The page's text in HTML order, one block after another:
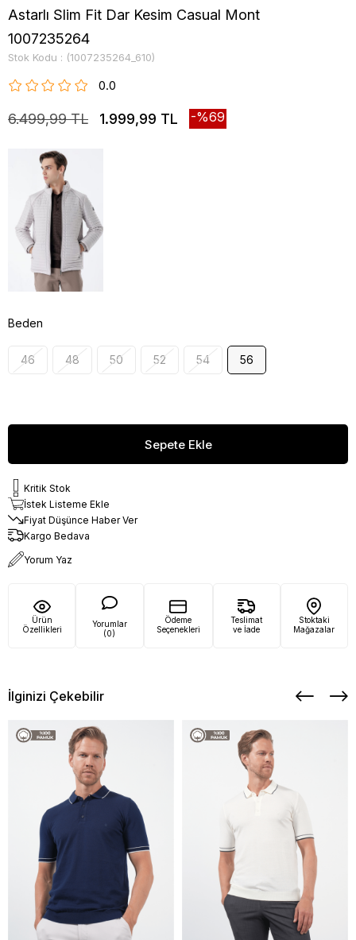
Astarlı Slim Fit Dar Kesim Casual Mont
1007235264
Stok Kodu (1007235264_610)
0.0
6.499,99 TL 1.999,99 TL 69
Beden
46 48 50 52 54 56
Kritik Stok
İstek Listeme Ekle
Fiyat Düşünce Haber Ver
Kargo Bedava
Yorum Yaz
Ürün
Özellikleri
Yorumlar
(0)
Ödeme
Seçenekleri
Teslimat
ve İade
Stoktaki
Mağazalar
İlginizi Çekebilir